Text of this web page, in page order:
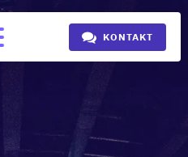
KONTAKT